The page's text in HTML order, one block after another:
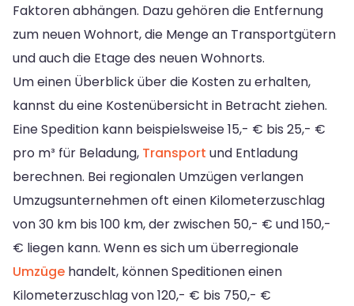
Faktoren abhängen. Dazu gehören die Entfernung
zum neuen Wohnort, die Menge an Transportgütern
und auch die Etage des neuen Wohnorts.
Um einen Überblick über die Kosten zu erhalten,
kannst du eine Kostenübersicht in Betracht ziehen.
Eine Spedition kann beispielsweise 15,- € bis 25,- €
pro m³ für Beladung, Transport und Entladung
berechnen. Bei regionalen Umzügen verlangen
Umzugsunternehmen oft einen Kilometerzuschlag
von 30 km bis 100 km, der zwischen 50,- € und 150,-
€ liegen kann. Wenn es sich um überregionale
Umzüge handelt, können Speditionen einen
Kilometerzuschlag von 120,- € bis 750,- €